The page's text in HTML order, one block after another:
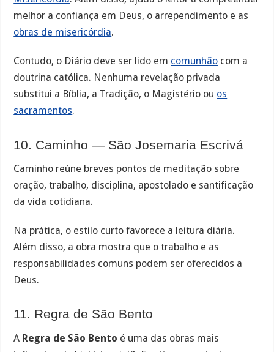
melhor a confiança em Deus, o arrependimento e as
obras de misericórdia.
Contudo, o Diário deve ser lido em comunhão com a
doutrina católica. Nenhuma revelação privada
substitui a Bíblia, a Tradição, o Magistério ou os
sacramentos.
10. Caminho — São Josemaria Escrivá
Caminho reúne breves pontos de meditação sobre
oração, trabalho, disciplina, apostolado e santificação
da vida cotidiana.
Na prática, o estilo curto favorece a leitura diária.
Além disso, a obra mostra que o trabalho e as
responsabilidades comuns podem ser oferecidos a
Deus.
11. Regra de São Bento
A Regra de São Bento é uma das obras mais